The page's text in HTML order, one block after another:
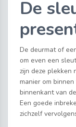
De
De deurmat of
om even een
zijn deze plekken
manier om
binnenkant van
Een goede
zichzelf